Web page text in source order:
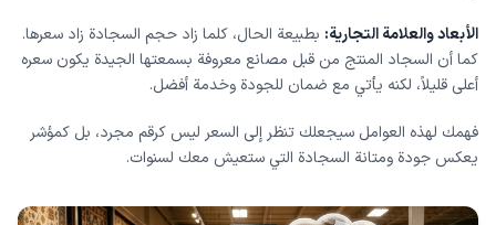
الأبعاد والعلامة التجارية: بطبيعة الحال، كلما زاد حجم السجادة زاد سعرها.
كما أن السجاد المنتج من قبل مصانع معروفة بسمعتها الجيدة يكون سعره
أعلى قليلاً، لكنه يأتي مع ضمان للجودة وخدمة أفضل.
فهمك لهذه العوامل سيجعلك تنظر إلى السعر ليس كرقم مجرد، بل كمؤشر
يعكس جودة ومتانة السجادة التي ستعيش معك لسنوات.